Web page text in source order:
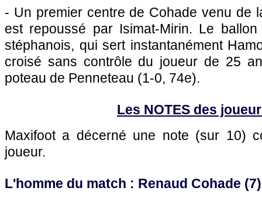
- Un premier centre de Cohade venu de
est repoussé par Isimat-Mirin. Le
stéphanois, qui sert instantanément
croisé sans contrôle du joueur de 25
poteau de Penneteau (1-0, 74e).
Les NOTES des
Maxifoot a décerné une note (sur 10)
joueur.
L'homme du match : Renaud Cohade (7)